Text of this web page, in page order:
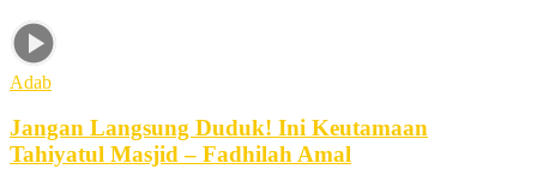
Adab
Jangan Langsung Duduk! Ini Keutamaan
Tahiyatul Masjid – Fadhilah Amal